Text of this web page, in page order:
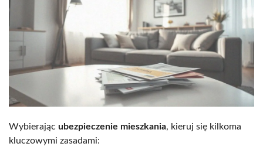
Wybierając ubezpieczenie mieszkania, kieruj się kilkoma
kluczowymi zasadami: